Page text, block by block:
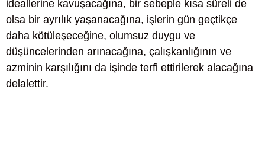
ideallerine kavuşacağına, bir sebeple kısa süreli de
olsa bir ayrılık yaşanacağına, işlerin gün geçtikçe
daha kötüleşeceğine, olumsuz duygu ve
düşüncelerinden arınacağına, çalışkanlığının ve
azminin karşılığını da işinde terfi ettirilerek alacağına
delalettir.